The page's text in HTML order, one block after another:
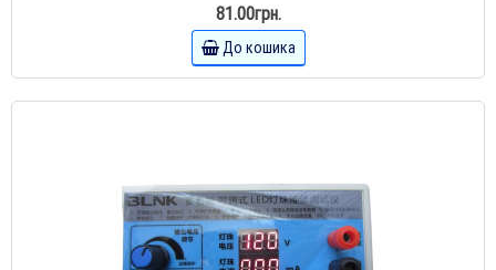
81.00грн.
До кошика